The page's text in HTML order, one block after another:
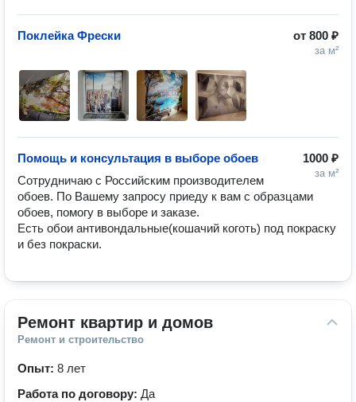
от 800 ₽
за м²
Поклейка Фрески
1000 ₽
за м²
Помощь и консультация в выборе обоев
Сотрудничаю с Российским производителем
обоев. По Вашему запросу приеду к вам с образцами
обоев, помогу в выборе и заказе.
Есть обои антивондальные(кошачий коготь) под покраску
и без покраски.
Ремонт квартир и домов
Ремонт и строительство
Опыт: 8 лет
Работа по договору: Да